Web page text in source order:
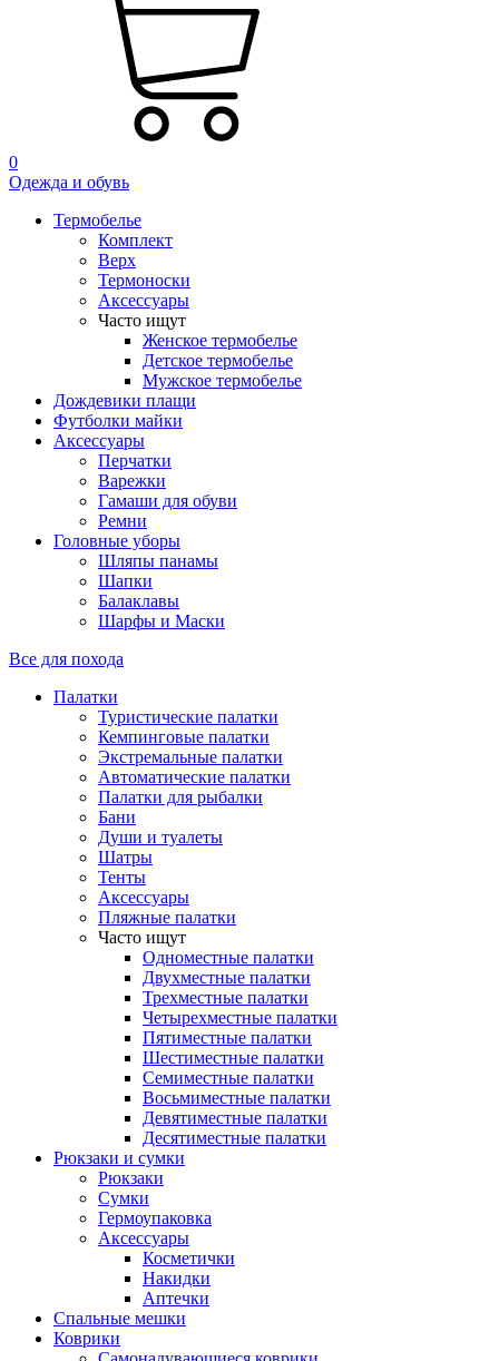
0
Одежда и обувь
Термобелье
Комплект
Верх
Термоноски
Аксессуары
Часто ищут
Женское термобелье
Детское термобелье
Мужское термобелье
Дождевики плащи
Футболки майки
Аксессуары
Перчатки
Варежки
Гамаши для обуви
Ремни
Головные уборы
Шляпы панамы
Шапки
Балаклавы
Шарфы и Маски
Все для похода
Палатки
Туристические палатки
Кемпинговые палатки
Экстремальные палатки
Автоматические палатки
Палатки для рыбалки
Бани
Души и туалеты
Шатры
Тенты
Аксессуары
Пляжные палатки
Часто ищут
Одноместные палатки
Двухместные палатки
Трехместные палатки
Четырехместные палатки
Пятиместные палатки
Шестиместные палатки
Семиместные палатки
Восьмиместные палатки
Девятиместные палатки
Десятиместные палатки
Рюкзаки и сумки
Рюкзаки
Сумки
Гермоупаковка
Аксессуары
Косметички
Накидки
Аптечки
Спальные мешки
Коврики